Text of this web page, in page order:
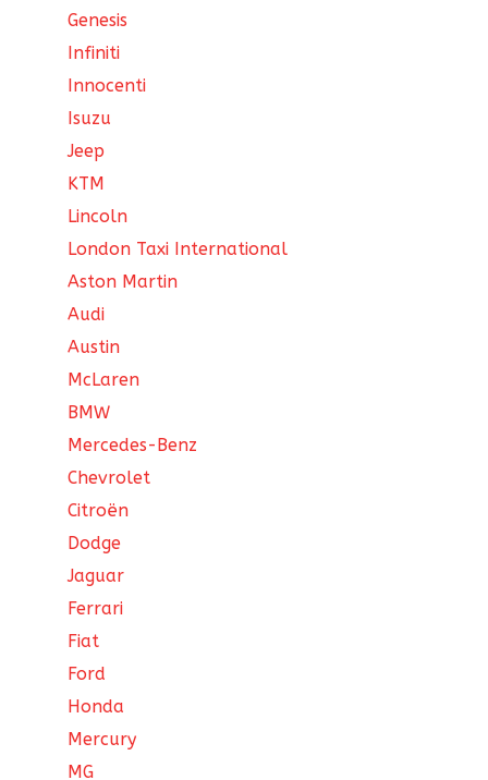
Genesis
Infiniti
Innocenti
Isuzu
Jeep
KTM
Lincoln
London Taxi International
Aston Martin
Audi
Austin
McLaren
BMW
Mercedes-Benz
Chevrolet
Citroën
Dodge
Jaguar
Ferrari
Fiat
Ford
Honda
Mercury
MG